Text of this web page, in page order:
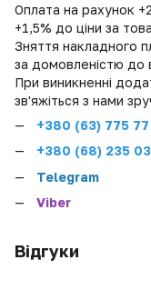
Оплата на рахунок
+1,5% до ціни за
Зняття накладного
за домовленістю до
При виникненні
зв'яжіться з нами
+380 (63) 775
+380 (68) 235
Telegram
Viber
Відгуки